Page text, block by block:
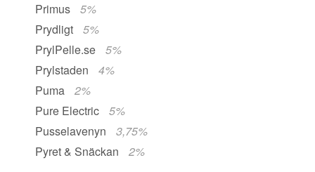
Primus
5%
Prydligt
5%
PrylPelle.se
5%
Prylstaden
4%
Puma
2%
Pure Electric
5%
Pusselavenyn
3,75%
Pyret & Snäckan
2%